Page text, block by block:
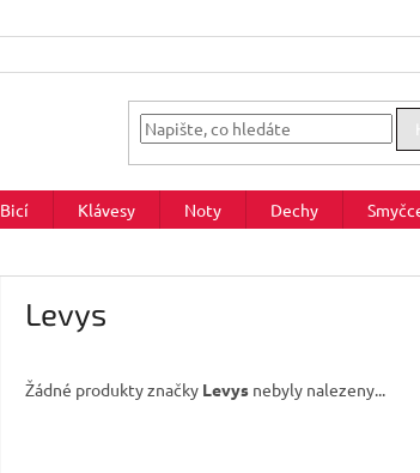
Bicí Klávesy Noty Dechy
Levys
Žádné produkty značky Levys nebyly nalezeny...